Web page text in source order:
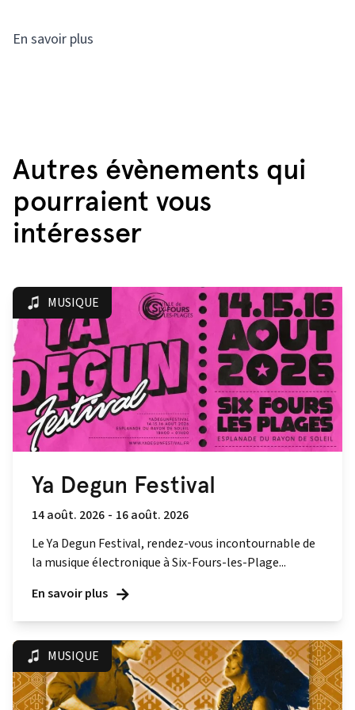
En savoir plus
Autres évènements qui
pourraient vous
intéresser
MUSIQUE
Ya Degun Festival
14 août. 2026 - 16 août. 2026
Le Ya Degun Festival, rendez-vous incontournable de
la musique électronique à Six-Fours-les-Plage...
En savoir plus
MUSIQUE